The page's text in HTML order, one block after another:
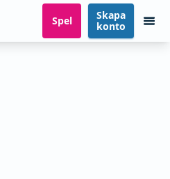
Spel
Skapa
konto